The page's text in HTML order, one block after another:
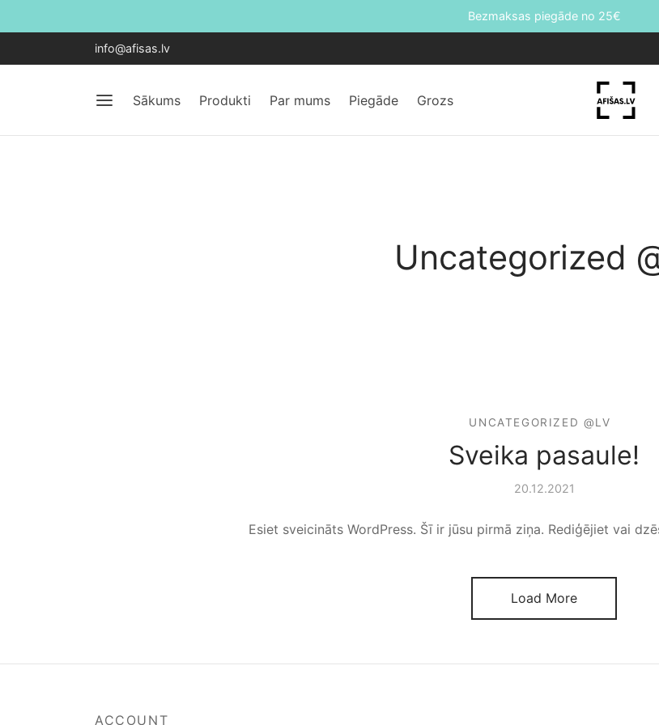
Bezmaksas piegāde no 25€
info@afisas.lv
Sākums Produkti Par mums Piegāde Grozs
Uncategorized
UNCATEGORIZED @LV
Sveika pasaule!
20.12.2021
Esiet sveicināts WordPress. Šī ir jūsu pirmā ziņa. Rediģējiet vai
Load More
ACCOUNT